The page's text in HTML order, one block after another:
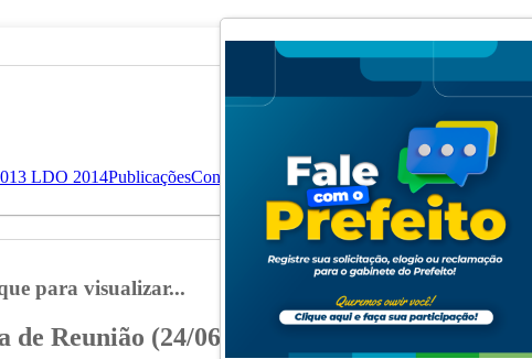
LDO 2014PublicaçõesConselho Municipal de Saúde Atas das Reuniões
para visualizar...
de Reunião (24/06/2021)